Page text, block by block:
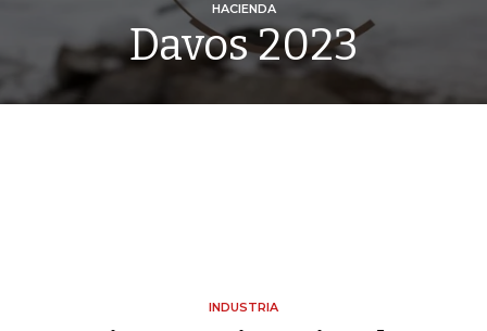
HACIENDA
Davos 2023
INDUSTRIA